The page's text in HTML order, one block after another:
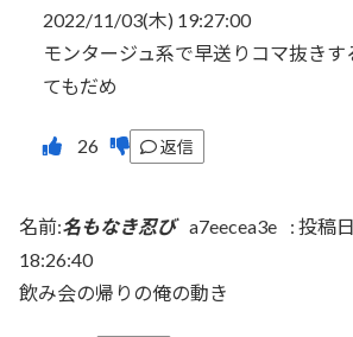
2022/11/03(木) 19:27:00
モンタージュ系で早送りコマ抜きす
てもだめ
返信
名前:名もなき忍び a7eecea3e : 投稿
18:26:40
飲み会の帰りの俺の動き